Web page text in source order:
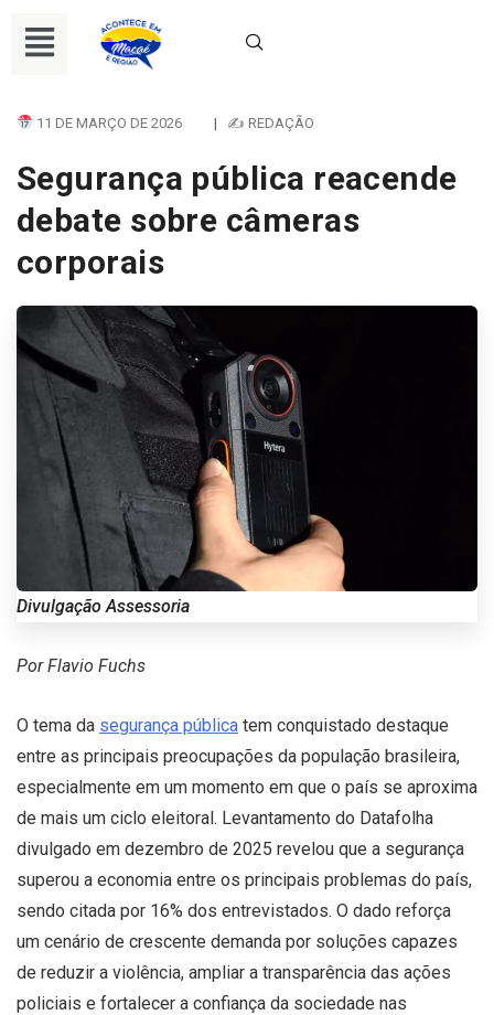
11 DE MARÇO DE 2026 | ✍ REDAÇÃO
Segurança pública reacende
debate sobre câmeras
corporais
Divulgação Assessoria
Por Flavio Fuchs
O tema da segurança pública tem conquistado destaque
entre as principais preocupações da população brasileira,
especialmente em um momento em que o país se aproxima
de mais um ciclo eleitoral. Levantamento do Datafolha
divulgado em dezembro de 2025 revelou que a segurança
superou a economia entre os principais problemas do país,
sendo citada por 16% dos entrevistados. O dado reforça
um cenário de crescente demanda por soluções capazes
de reduzir a violência, ampliar a transparência das ações
policiais e fortalecer a confiança da sociedade nas